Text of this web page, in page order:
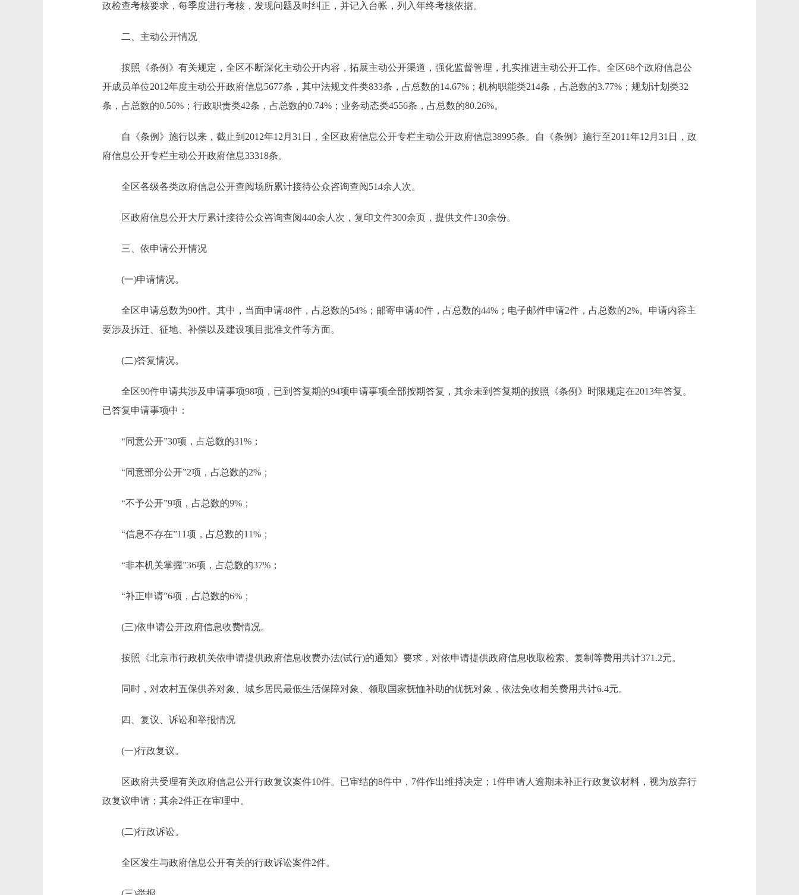
政检查考核要求，每季度进行考核，发现问题及时纠正，并记入台帐，列入年终考核依据。
二、主动公开情况
按照《条例》有关规定，全区不断深化主动公开内容，拓展主动公开渠道，强化监督管理，扎实推进主动公开工作。全区68个政府信息公
开成员单位2012年度主动公开政府信息5677条，其中法规文件类833条，占总数的14.67%；机构职能类214条，占总数的3.77%；规划计划类32
条，占总数的0.56%；行政职责类42条，占总数的0.74%；业务动态类4556条，占总数的80.26%。
自《条例》施行以来，截止到2012年12月31日，全区政府信息公开专栏主动公开政府信息38995条。自《条例》施行至2011年12月31日，政
府信息公开专栏主动公开政府信息33318条。
全区各级各类政府信息公开查阅场所累计接待公众咨询查阅514余人次。
区政府信息公开大厅累计接待公众咨询查阅440余人次，复印文件300余页，提供文件130余份。
三、依申请公开情况
(一)申请情况。
全区申请总数为90件。其中，当面申请48件，占总数的54%；邮寄申请40件，占总数的44%；电子邮件申请2件，占总数的2%。申请内容主
要涉及拆迁、征地、补偿以及建设项目批准文件等方面。
(二)答复情况。
全区90件申请共涉及申请事项98项，已到答复期的94项申请事项全部按期答复，其余未到答复期的按照《条例》时限规定在2013年答复。
已答复申请事项中：
“同意公开”30项，占总数的31%；
“同意部分公开”2项，占总数的2%；
“不予公开”9项，占总数的9%；
“信息不存在”11项，占总数的11%；
“非本机关掌握”36项，占总数的37%；
“补正申请”6项，占总数的6%；
(三)依申请公开政府信息收费情况。
按照《北京市行政机关依申请提供政府信息收费办法(试行)的通知》要求，对依申请提供政府信息收取检索、复制等费用共计371.2元。
同时，对农村五保供养对象、城乡居民最低生活保障对象、领取国家抚恤补助的优抚对象，依法免收相关费用共计6.4元。
四、复议、诉讼和举报情况
(一)行政复议。
区政府共受理有关政府信息公开行政复议案件10件。已审结的8件中，7件作出维持决定；1件申请人逾期未补正行政复议材料，视为放弃行
政复议申请；其余2件正在审理中。
(二)行政诉讼。
全区发生与政府信息公开有关的行政诉讼案件2件。